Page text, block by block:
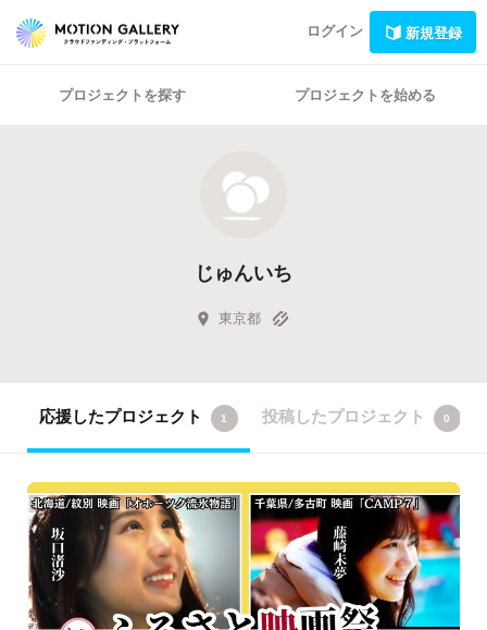
ログイン 新規登録
プロジェクトを探す プロジェクトを始める
じゅんいち
東京都
応援したプロジェクト 1 投稿したプロジェクト 0